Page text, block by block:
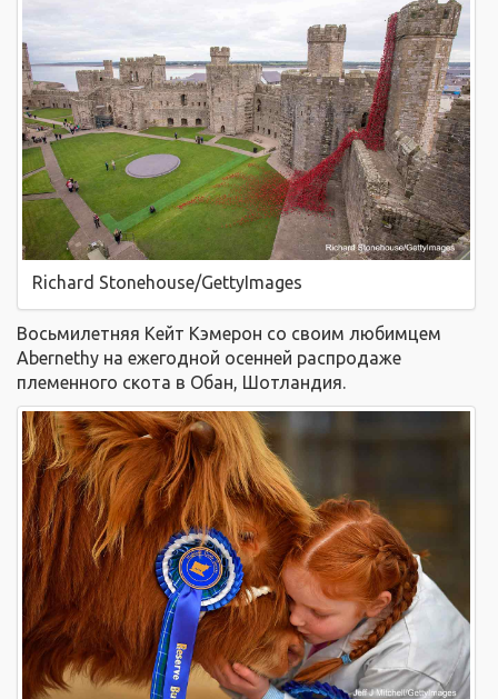
Richard Stonehouse/GettyImages
Восьмилетняя Кейт Кэмерон со своим любимцем
Abernethy на ежегодной осенней распродаже
племенного скота в Обан, Шотландия.